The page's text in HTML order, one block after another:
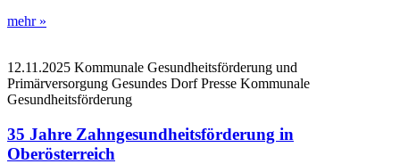
mehr »
12.11.2025 Kommunale Gesundheitsförderung und
Primärversorgung Gesundes DorfPresse Kommunale
Gesundheitsförderung
35 Jahre Zahngesundheitsförderung in
Oberösterreich